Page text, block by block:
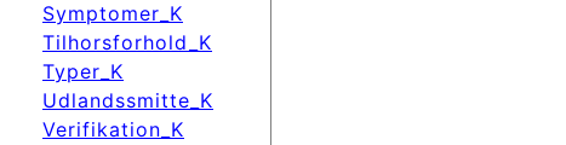
Symptomer_K
Tilhorsforhold_K
Typer_K
Udlandssmitte_K
Verifikation_K